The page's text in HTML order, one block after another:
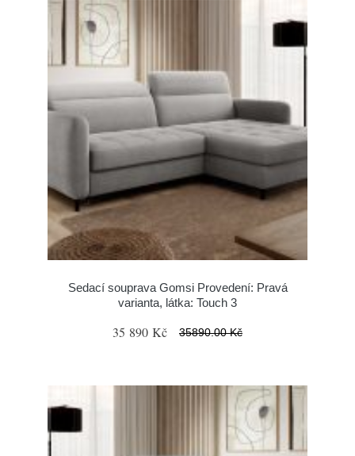
Sedací souprava Gomsi Provedení: Pravá
varianta, látka: Touch 3
35 890 Kč 35890.00 Kč